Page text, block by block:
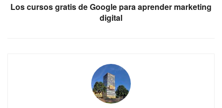
Los cursos gratis de Google para aprender marketing
digital